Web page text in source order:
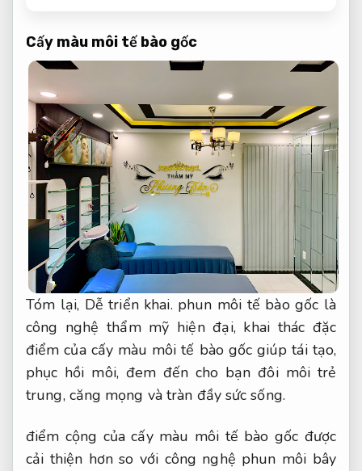
Cấy màu môi tế bào gốc
Tóm lại, Dễ triển khai. phun môi tế bào gốc là
công nghệ thẩm mỹ hiện đại, khai thác đặc
điểm của cấy màu môi tế bào gốc giúp tái tạo,
phục hồi môi, đem đến cho bạn đôi môi trẻ
trung, căng mọng và tràn đầy sức sống.
điểm cộng của cấy màu môi tế bào gốc được
cải thiện hơn so với công nghệ phun môi bây